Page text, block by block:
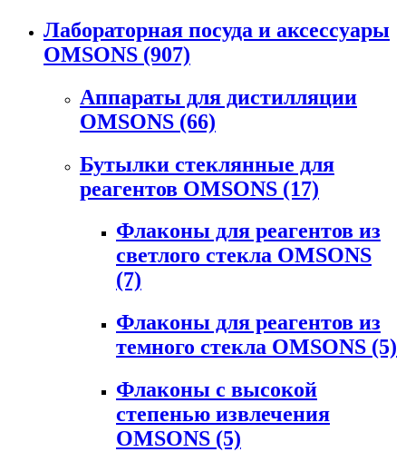
Лабораторная посуда и аксессуары
OMSONS (907)
Аппараты для дистилляции
OMSONS (66)
Бутылки стеклянные для
реагентов OMSONS (17)
Флаконы для реагентов из
светлого стекла OMSONS
(7)
Флаконы для реагентов из
темного стекла OMSONS (5)
Флаконы с высокой
степенью извлечения
OMSONS (5)